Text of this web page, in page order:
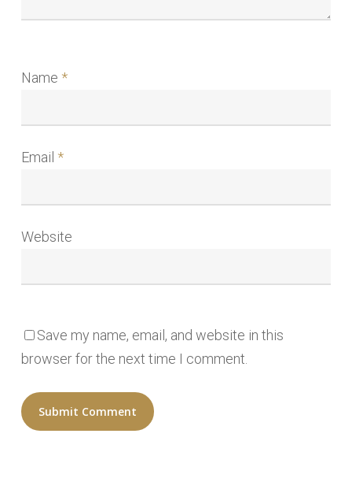
Name *
Email *
Website
Save my name, email, and website in this
browser for the next time I comment.